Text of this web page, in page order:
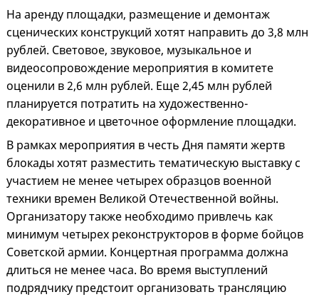
На аренду площадки, размещение и демонтаж
сценических конструкций хотят направить до 3,8 млн
рублей. Световое, звуковое, музыкальное и
видеосопровождение мероприятия в комитете
оценили в 2,6 млн рублей. Еще 2,45 млн рублей
планируется потратить на художественно-
декоративное и цветочное оформление площадки.
В рамках мероприятия в честь Дня памяти жертв
блокады хотят разместить тематическую выставку с
участием не менее четырех образцов военной
техники времен Великой Отечественной войны.
Организатору также необходимо привлечь как
минимум четырех реконструкторов в форме бойцов
Советской армии. Концертная программа должна
длиться не менее часа. Во время выступлений
подрядчику предстоит организовать трансляцию